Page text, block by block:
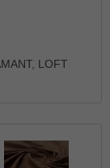
LOFT